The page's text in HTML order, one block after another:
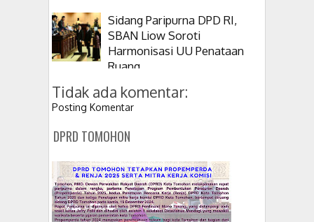
Sidang Paripurna DPD RI,
SBAN Liow Soroti
Harmonisasi UU Penataan
Ruang
Tidak ada komentar:
Posting Komentar
DPRD TOMOHON